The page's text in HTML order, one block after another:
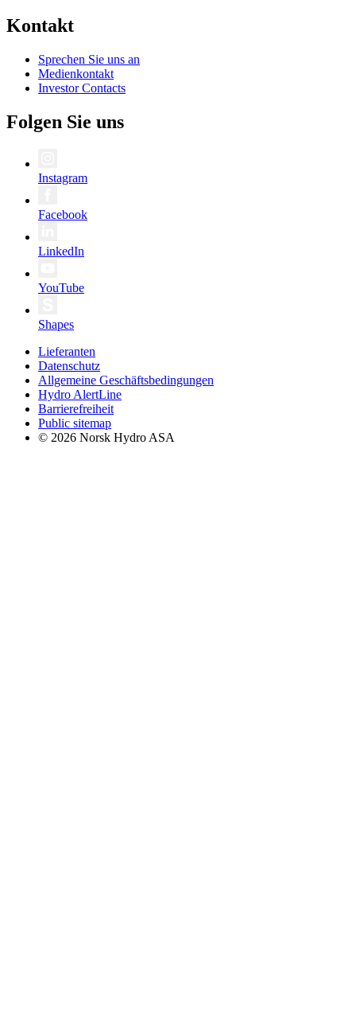
Kontakt
Sprechen Sie uns an
Medienkontakt
Investor Contacts
Folgen Sie uns
Instagram
Facebook
LinkedIn
YouTube
Shapes
Lieferanten
Datenschutz
Allgemeine Geschäftsbedingungen
Hydro AlertLine
Barrierefreiheit
Public sitemap
© 2026 Norsk Hydro ASA